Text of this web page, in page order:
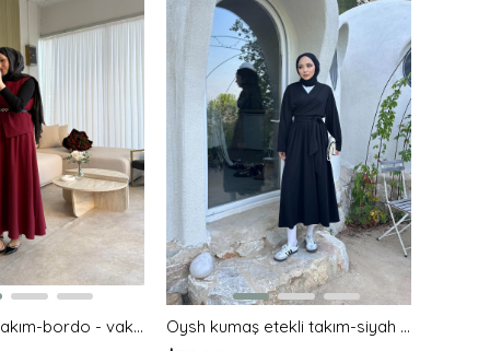
İsabel etekli takım-bordo - vakronline Oysh kumaş etekli takım-siyah - vakronline